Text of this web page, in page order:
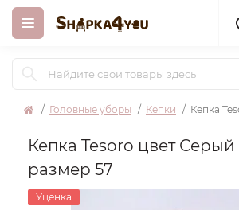
Головные уборы Кепки Кепка
Кепка Tesoro цвет Серый
размер 57
Уценка